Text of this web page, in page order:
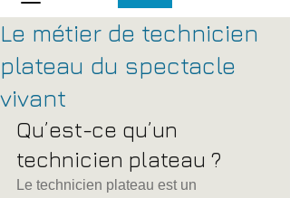
Le métier de technicien
plateau du spectacle
vivant
Qu’est-ce qu’un
technicien plateau ?
Le technicien plateau est un